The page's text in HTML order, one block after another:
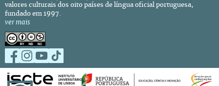
valores culturais dos oito países de língua oficial portuguesa,
fundado em 1997.
ver mais